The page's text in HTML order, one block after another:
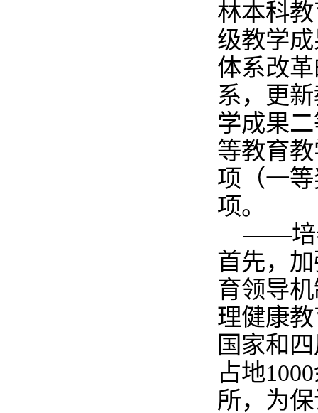
林本科
级教学
体系改
系，更
学成果
等教育
项（一
项。
——培
首先，
育领导
理健康
国家和
占地1000
所，为